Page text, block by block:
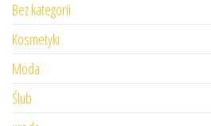
Bez kategorii
Kosmetyki
Moda
Ślub